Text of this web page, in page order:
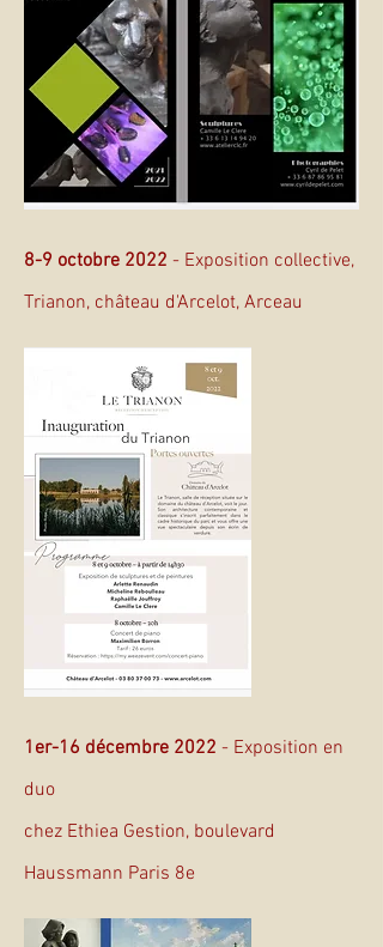
8-9 octobre 2022 - Exposition collective,
Trianon, château d'Arcelot, Arceau
1er-16 décembre 2022 - Exposition en
duo
chez Ethiea Gestion, boulevard
Haussmann Paris 8e